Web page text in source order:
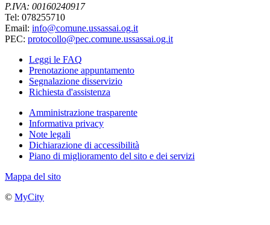
P.IVA: 00160240917
Tel: 078255710
Email: info@comune.ussassai.og.it
PEC: protocollo@pec.comune.ussassai.og.it
Leggi le FAQ
Prenotazione appuntamento
Segnalazione disservizio
Richiesta d'assistenza
Amministrazione trasparente
Informativa privacy
Note legali
Dichiarazione di accessibilità
Piano di miglioramento del sito e dei servizi
Mappa del sito
© MyCity